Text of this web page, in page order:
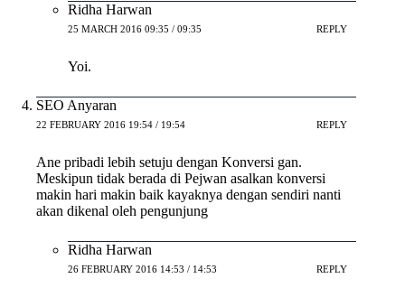
Ridha Harwan
25 MARCH 2016 09:35 / 09:35 REPLY
Yoi.
SEO Anyaran
22 FEBRUARY 2016 19:54 / 19:54 REPLY
Ane pribadi lebih setuju dengan Konversi gan.
Meskipun tidak berada di Pejwan asalkan konversi
makin hari makin baik kayaknya dengan sendiri nanti
akan dikenal oleh pengunjung
Ridha Harwan
26 FEBRUARY 2016 14:53 / 14:53 REPLY